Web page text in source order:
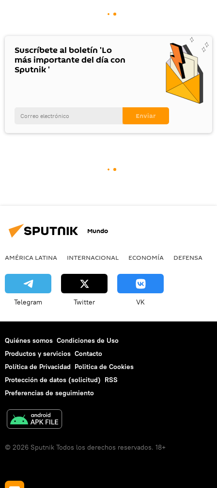
Suscríbete al boletín 'Lo
más importante del día con
Sputnik '
Mundo
AMÉRICA LATINA INTERNACIONAL ECONOMÍA DEFENSA
Telegram Twitter VK
Quiénes somos Condiciones de Uso
Productos y servicios Contacto
Política de Privacidad Politica de Cookies
Protección de datos (solicitud) RSS
Preferencias de seguimiento
© 2026 Sputnik Todos los derechos reservados. 18+